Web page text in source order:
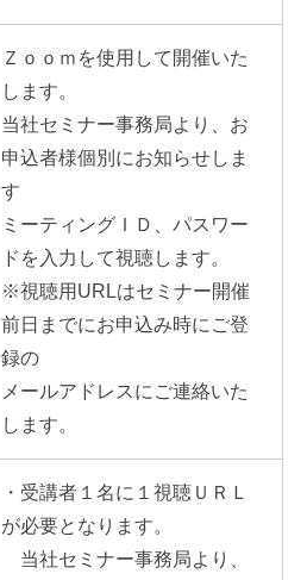
Ｚｏｏｍを使用して開催いた
します。
当社セミナー事務局より、お
申込者様個別にお知らせしま
す
ミーティングＩＤ、パスワー
ドを入力して視聴します。
※視聴用URLはセミナー開催
前日までにお申込み時にご登
録の
メールアドレスにご連絡いた
します。
・受講者１名に１視聴ＵＲＬ
が必要となります。
当社セミナー事務局より、